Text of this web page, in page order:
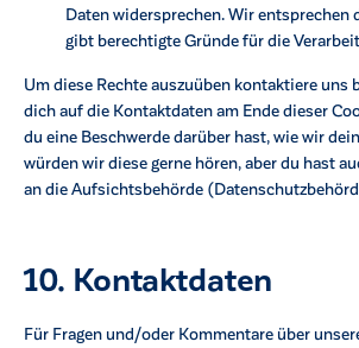
Daten widersprechen. Wir entsprechen
gibt berechtigte Gründe für die
Um diese Rechte auszuüben kontaktiere uns
dich auf die Kontaktdaten am Ende dieser
du eine Beschwerde darüber hast, wie wir
würden wir diese gerne hören, aber du hast
an die Aufsichtsbehörde
10. Kontaktdaten
Für Fragen und/oder Kommentare über